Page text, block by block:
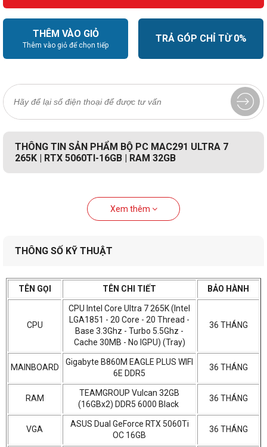
THÊM VÀO GIỎ
Thêm vào giỏ để chọn tiếp
TRẢ GÓP CHỈ TỪ 0%
THÔNG TIN SẢN PHẨM BỘ PC MAC291 ULTRA 7
265K | RTX 5060TI-16GB | RAM 32GB
Xem thêm
THÔNG SỐ KỸ THUẬT
TÊN GỌI TÊN CHI TIẾT BẢO HÀNH
CPU
CPU Intel Core Ultra 7 265K (Intel
LGA1851 - 20 Core - 20 Thread -
Base 3.3Ghz - Turbo 5.5Ghz -
Cache 30MB - No IGPU) (Tray)
36 THÁNG
MAINBOARD
Gigabyte B860M EAGLE PLUS WIFI
6E DDR5
36 THÁNG
RAM
TEAMGROUP Vulcan 32GB
(16GBx2) DDR5 6000 Black
36 THÁNG
VGA
ASUS Dual GeForce RTX 5060Ti
OC 16GB
36 THÁNG